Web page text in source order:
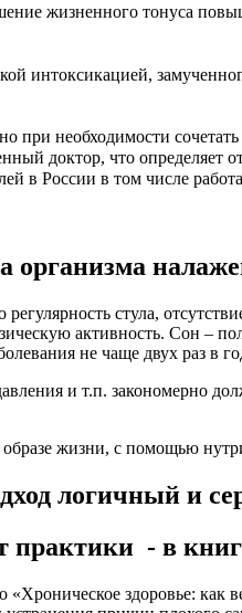
жизненного тонуса
интоксикацией,
необходимости
доктор, что определяет
России в том числе
организма
стула,
активность. Сон
не чаще двух раз в
и т.п. закономерно
жизни, с помощью
логичный и
практики - в
«Хроническое здоровье: